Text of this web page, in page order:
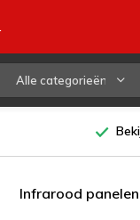
Alle categorieën
Infrarood panelen